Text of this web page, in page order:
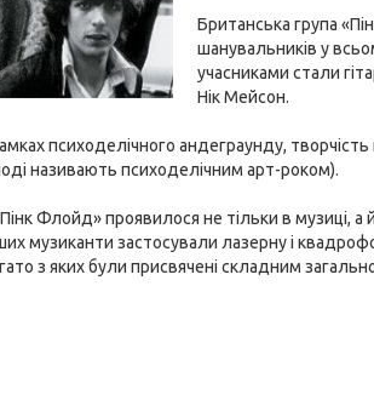
Британська група
шанувальників у
учасниками стали
Нік Мейсон.
психоделічного андеграунду,
називають психоделічним арт-роком).
Флойд» проявилося не тільки в музиці, а
музиканти застосували лазерну і
з яких були присвячені складним